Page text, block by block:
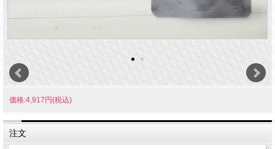
価格:4,917円(税込)
注文